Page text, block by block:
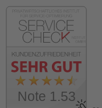
Note 1.53